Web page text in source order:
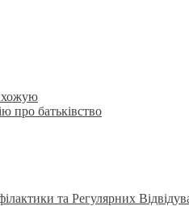
про батьківство
та Регулярних